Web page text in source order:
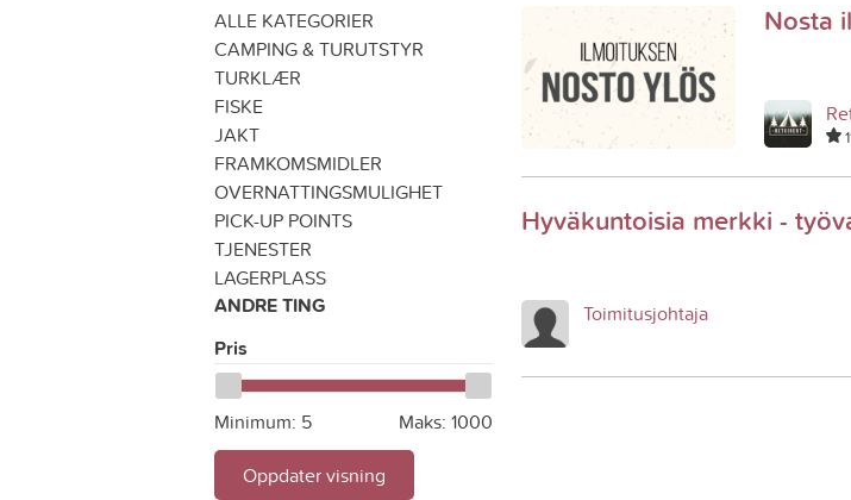
ALLE KATEGORIER
CAMPING & TURUTSTYR
TURKLÆR
FISKE
JAKT
FRAMKOMSMIDLER
OVERNATTINGSMULIGHET
PICK-UP POINTS
TJENESTER
LAGERPLASS
ANDRE TING
Pris
Minimum: 5 Maks: 1000
Oppdater visning
Nosta
Hyväkuntoisia merkki -
Toimitusjohtaja